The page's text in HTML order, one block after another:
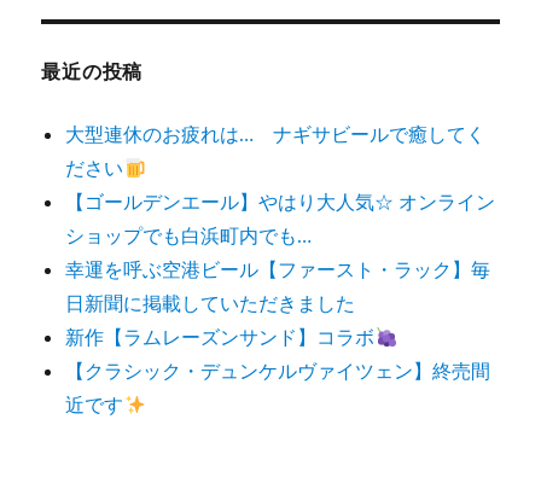
象:
最近の投稿
大型連休のお疲れは… ナギサビールで癒してく
ださい
【ゴールデンエール】やはり大人気☆ オンライン
ショップでも白浜町内でも…
幸運を呼ぶ空港ビール【ファースト・ラック】毎
日新聞に掲載していただきました
新作【ラムレーズンサンド】コラボ
【クラシック・デュンケルヴァイツェン】終売間
近です